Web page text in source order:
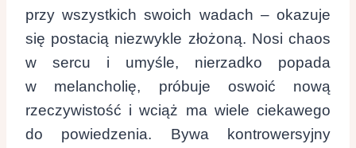
przy wszystkich swoich wadach – okazuje
się postacią niezwykle złożoną. Nosi chaos
w sercu i umyśle, nierzadko popada
w melancholię, próbuje oswoić nową
rzeczywistość i wciąż ma wiele ciekawego
do powiedzenia. Bywa kontrowersyjny